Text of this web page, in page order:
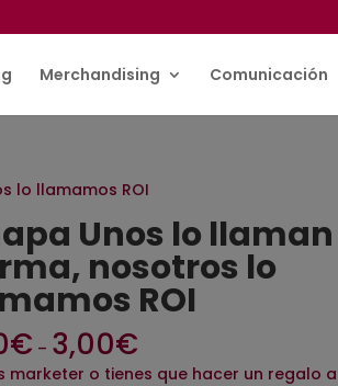
Merchandising Comunicación
lo llamamos ROI
Unos lo llaman
nosotros lo
ROI
€ – 3,00€
marketer o tienes que hacer un regalo